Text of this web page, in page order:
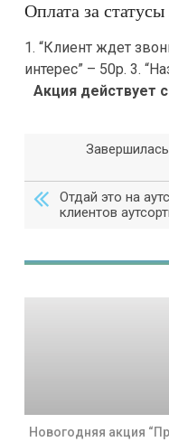
Оплата за
1. “Клиент ждет
интерес” – 50р. 3.
Акция действует
Отдай это на
клиентов
Новогодняя акция